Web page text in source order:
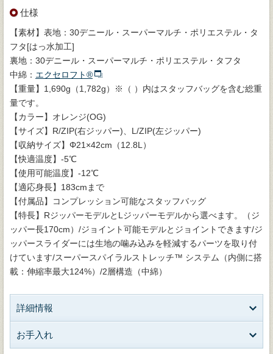
仕様
【素材】表地：30デニール・スーパーマルチ・ポリエステル・タ
フタ[はっ水加工]
裏地：30デニール・スーパーマルチ・ポリエステル・タフタ
中綿： エクセロフト®
【重量】1,690g（1,782g）※（ ）内はスタッフバッグを含む総重
量です。
【カラー】オレンジ(OG)
【サイズ】R/ZIP(右ジッパー)、L/ZIP(左ジッパー)
【収納サイズ】Φ21×42cm（12.8L）
【快適温度】-5℃
【使用可能温度】-12℃
【適応身長】183cmまで
【付属品】コンプレッション可能なスタッフバッグ
【特長】RジッパーモデルとLジッパーモデルから選べます。（ジ
ッパー長170cm）/ジョイント可能モデルとジョイントできます/ジ
ッパースライダーには生地の噛み込みを軽減するパーツを取り付
けています/スーパースパイラルストレッチ™ システム（内側に搭
載：伸縮率最大124%）/2層構造（中綿）
詳細情報
お手入れ